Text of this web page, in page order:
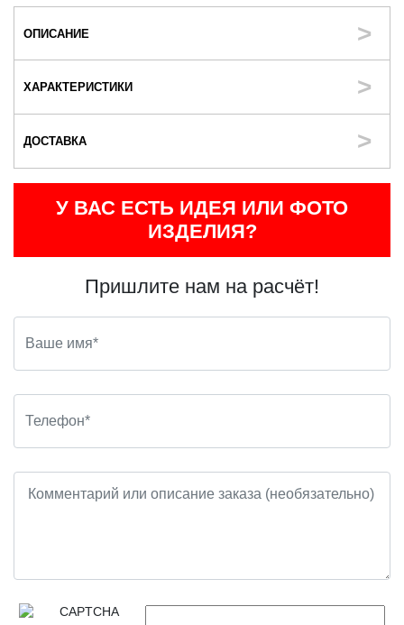
ОПИСАНИЕ
ХАРАКТЕРИСТИКИ
ДОСТАВКА
У ВАС ЕСТЬ ИДЕЯ ИЛИ ФОТО
ИЗДЕЛИЯ?
Пришлите нам на расчёт!